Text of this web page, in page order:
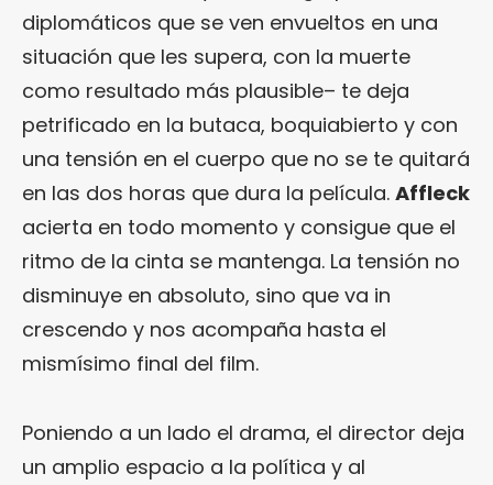
diplomáticos que se ven envueltos en una
situación que les supera, con la muerte
como resultado más plausible– te deja
petrificado en la butaca, boquiabierto y con
una tensión en el cuerpo que no se te quitará
en las dos horas que dura la película. Affleck
acierta en todo momento y consigue que el
ritmo de la cinta se mantenga. La tensión no
disminuye en absoluto, sino que va in
crescendo y nos acompaña hasta el
mismísimo final del film.
Poniendo a un lado el drama, el director deja
un amplio espacio a la política y al